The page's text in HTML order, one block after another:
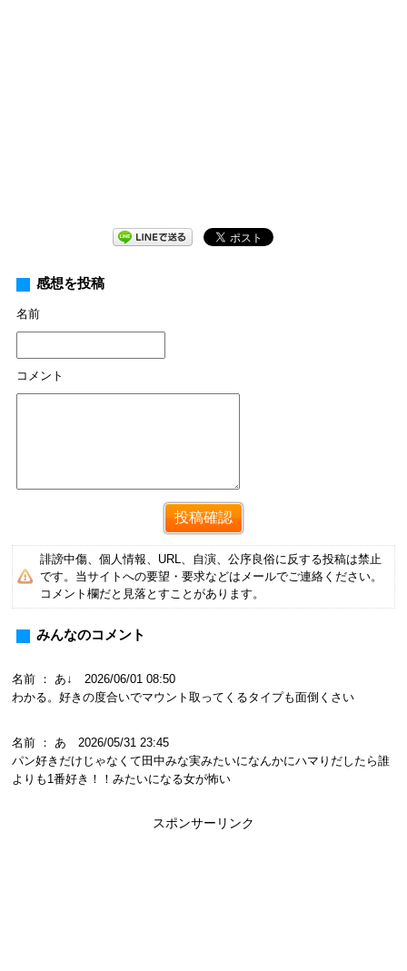
感想を投稿
名前
コメント
誹謗中傷、個人情報、URL、自演、公序良俗に反する投稿は禁止
です。当サイトへの要望・要求などはメールでご連絡ください。
コメント欄だと見落とすことがあります。
みんなのコメント
名前 ： あ↓ 2026/06/01 08:50
わかる。好きの度合いでマウント取ってくるタイプも面倒くさい
名前 ： あ 2026/05/31 23:45
パン好きだけじゃなくて田中みな実みたいになんかにハマりだしたら誰
よりも1番好き！！みたいになる女が怖い
スポンサーリンク